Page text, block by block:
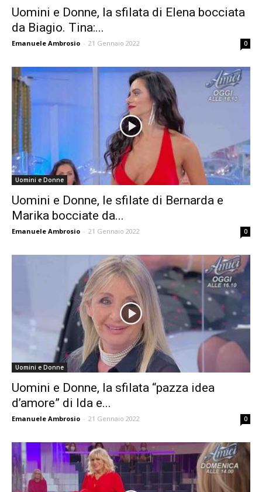
Uomini e Donne, la sfilata di Elena bocciata
da Biagio. Tina:...
Emanuele Ambrosio - 21 Gennaio 2022 0
Uomini e Donne
Uomini e Donne, le sfilate di Bernarda e
Marika bocciate da...
Emanuele Ambrosio - 21 Gennaio 2022 0
Uomini e Donne
Uomini e Donne, la sfilata “pazza idea
d’amore” di Ida e...
Emanuele Ambrosio - 21 Gennaio 2022 0